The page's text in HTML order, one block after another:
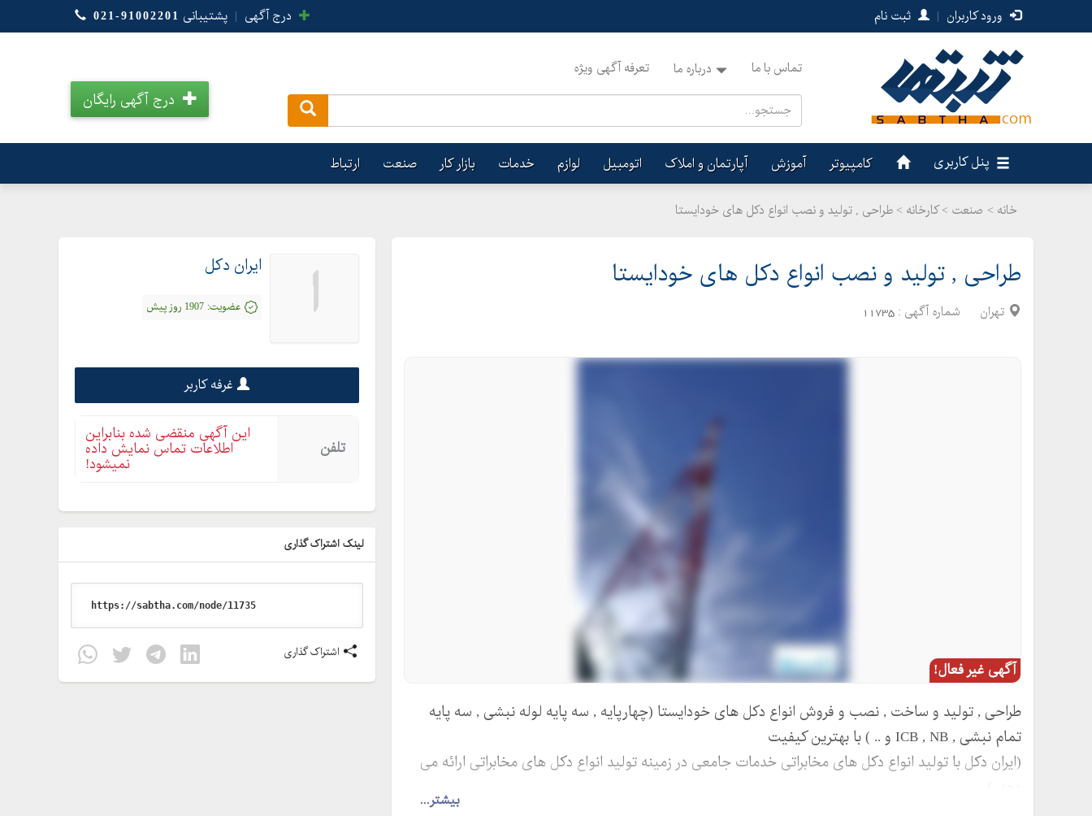
ورود کاربران | ثبت نام درج آگهی | پشتیبانی 021-91002201
تماس با ما درباره ما تعرفه آگهی ویژه
درج آگهی رایگان
پنل کاربری کامپیوتر آموزش آپارتمان و املاک اتومبیل لوازم خدمات بازار کار صنعت ارتباط
خانه > صنعت >کارخانه > طراحی , تولید و نصب انواع دکل های خودایستا
طراحی , تولید و نصب انواع دکل های خودایستا
تهران شماره آگهی : 11735
آگهی غیر فعال!
بیشتر...
طراحی , تولید و ساخت , نصب و فروش انواع دکل های خودایستا (چهارپایه , سه پایه لوله نبشی , سه پایه
تمام نبشی , ICB , NB و .. ) با بهترین کیفیت
(ایران دکل با تولید انواع دکل های مخابراتی خدمات جامعی در زمینه تولید انواع دکل های مخابراتی ارائه می
ا ایران دکل
عضویت: 1907 روز پیش
غرفه کاربر
تلفن
این آگهی منقضی شده بنابراین
اطلاعات تماس نمایش داده
نمیشود!
لینک اشتراک گذاری
اشتراک گذاری